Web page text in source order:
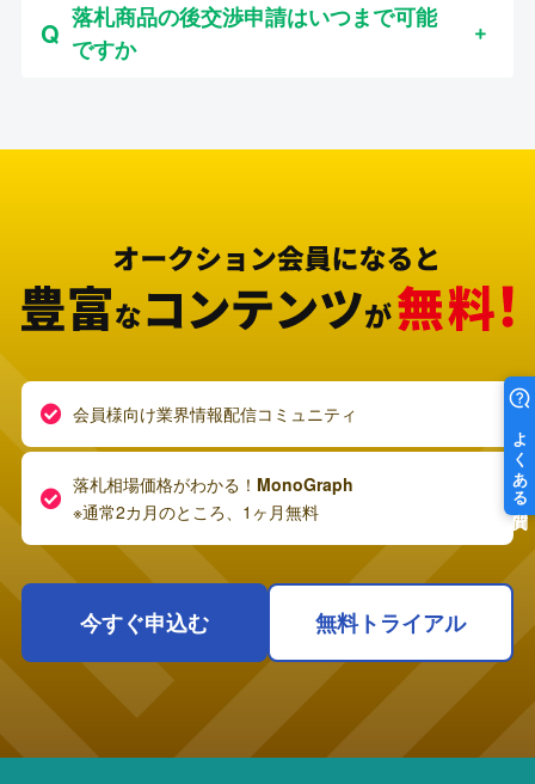
落札商品の後交渉申請はいつまで可能
ですか
会員様向け業界情報配信コミュニティ
落札相場価格がわかる！ MonoGraph
※通常2カ月のところ、1ヶ月無料
今すぐ申込む 無料トライアル